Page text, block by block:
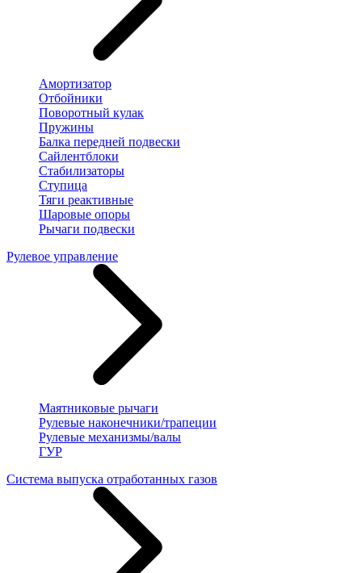
Амортизатор
Отбойники
Поворотный кулак
Пружины
Балка передней подвески
Сайлентблоки
Стабилизаторы
Ступица
Тяги реактивные
Шаровые опоры
Рычаги подвески
Рулевое управление
Маятниковые рычаги
Рулевые наконечники/трапеции
Рулевые механизмы/валы
ГУР
Система выпуска отработанных газов